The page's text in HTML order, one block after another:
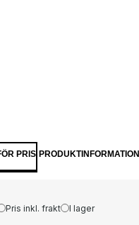
PRIS PRODUKTINFORMATION
Pris inkl. frakt I lager